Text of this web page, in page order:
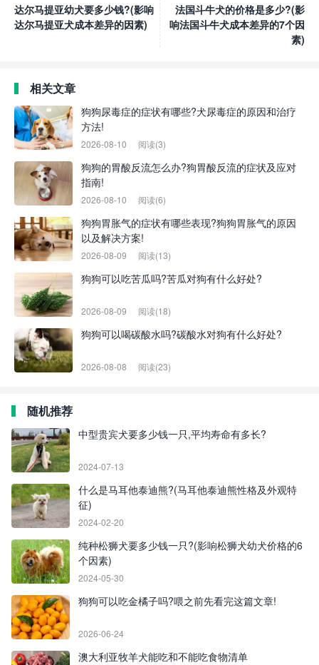
达尔马提亚幼犬要多少钱?(影响
达尔马提亚犬成本差异的因素)
法国斗牛犬的价格是多少?(影
响法国斗牛犬成本差异的7个因
素)
相关文章
狗狗尿毒症的症状有哪些?犬尿毒症的原因和治疗
方法!
2026-08-10 阅读(3)
狗狗的胃酸反流怎么办?狗胃酸反流的症状及应对
指南!
2026-08-10 阅读(6)
狗狗胃胀气的症状有哪些表现?狗狗胃胀气的原因
以及解决方案!
2026-08-09 阅读(13)
狗狗可以吃苦瓜吗?苦瓜对狗有什么好处?
2026-08-09 阅读(18)
狗狗可以喝碳酸水吗?碳酸水对狗有什么好处?
2026-08-08 阅读(23)
随机推荐
中型贵宾犬要多少钱一只,平均寿命有多长?
2024-07-13
什么是马耳他泰迪熊?(马耳他泰迪熊性格及外观特
征)
2024-02-20
纯种松狮犬要多少钱一只?(影响松狮犬幼犬价格的6
个因素)
2024-05-30
狗狗可以吃金橘子吗?喂之前先看完这篇文章!
2026-06-24
澳大利亚牧羊犬能吃和不能吃食物清单